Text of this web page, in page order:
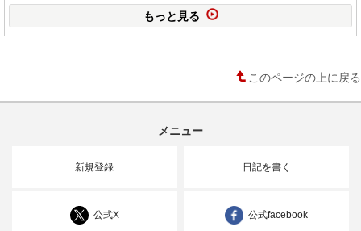
もっと見る
このページの上に戻る
メニュー
新規登録 日記を書く
公式X 公式facebook